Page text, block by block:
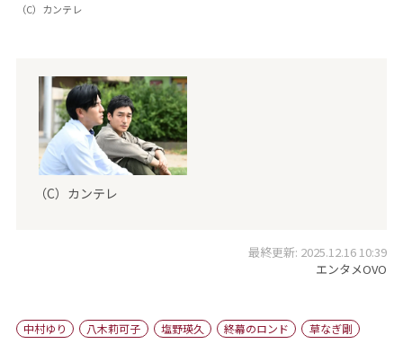
（C）カンテレ
（C）カンテレ
最終更新: 2025.12.16 10:39
エンタメOVO
中村ゆり 八木莉可子 塩野瑛久 終幕のロンド
草なぎ剛